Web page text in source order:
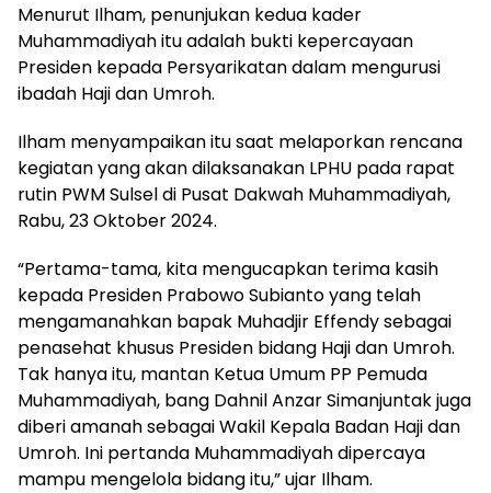
Menurut Ilham, penunjukan kedua kader
Muhammadiyah itu adalah bukti kepercayaan
Presiden kepada Persyarikatan dalam mengurusi
ibadah Haji dan Umroh.
Ilham menyampaikan itu saat melaporkan rencana
kegiatan yang akan dilaksanakan LPHU pada rapat
rutin PWM Sulsel di Pusat Dakwah Muhammadiyah,
Rabu, 23 Oktober 2024.
“Pertama-tama, kita mengucapkan terima kasih
kepada Presiden Prabowo Subianto yang telah
mengamanahkan bapak Muhadjir Effendy sebagai
penasehat khusus Presiden bidang Haji dan Umroh.
Tak hanya itu, mantan Ketua Umum PP Pemuda
Muhammadiyah, bang Dahnil Anzar Simanjuntak juga
diberi amanah sebagai Wakil Kepala Badan Haji dan
Umroh. Ini pertanda Muhammadiyah dipercaya
mampu mengelola bidang itu,” ujar Ilham.